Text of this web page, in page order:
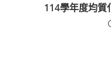
114學年度均質